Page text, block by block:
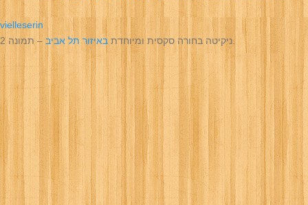
vielleserin
ניקיטה בחורה סקסית ומיוחדתבאיזור תל אביב – תמונה 2.